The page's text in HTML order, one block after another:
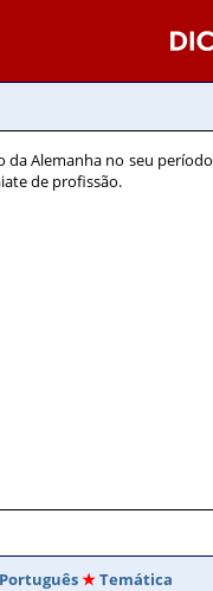
da Alemanha no seu período
de profissão.
Temática